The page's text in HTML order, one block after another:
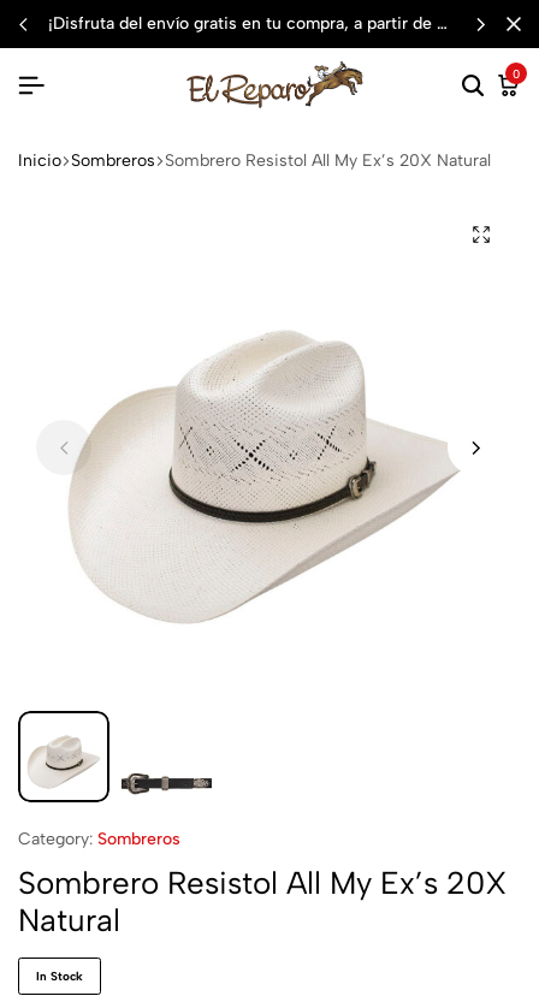
¡disfruta del envío gratis en tu compra, a partir de $3,000 mxn
0
Inicio Sombreros Sombrero Resistol All My Ex’s 20X Natural
Category: Sombreros
Sombrero Resistol All My Ex’s 20X
Natural
In Stock